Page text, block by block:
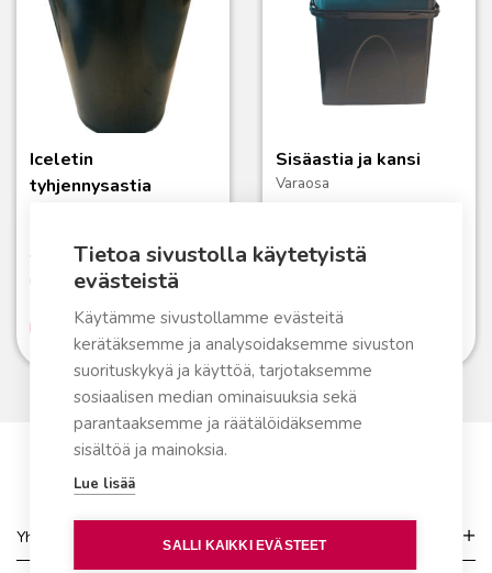
Iceletin
tyhjennysastia
49,00€
Varastossa
Lue lisää
Sisäastia ja kansi
Varaosa
29,90€
Lue lisää
Yhteydenotto
Tietoa sivustolla käytetyistä
evästeistä
Käytämme sivustollamme evästeitä
kerätäksemme ja analysoidaksemme sivuston
suorituskykyä ja käyttöä, tarjotaksemme
sosiaalisen median ominaisuuksia sekä
parantaaksemme ja räätälöidäksemme
sisältöä ja mainoksia.
Lue lisää
SALLI KAIKKI EVÄSTEET